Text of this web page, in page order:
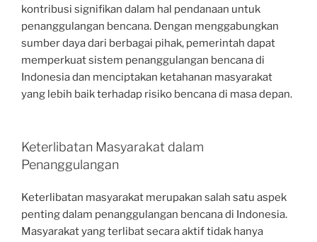
kontribusi signifikan dalam hal pendanaan untuk
penanggulangan bencana. Dengan menggabungkan
sumber daya dari berbagai pihak, pemerintah dapat
memperkuat sistem penanggulangan bencana di
Indonesia dan menciptakan ketahanan masyarakat
yang lebih baik terhadap risiko bencana di masa depan.
Keterlibatan Masyarakat dalam
Penanggulangan
Keterlibatan masyarakat merupakan salah satu aspek
penting dalam penanggulangan bencana di Indonesia.
Masyarakat yang terlibat secara aktif tidak hanya